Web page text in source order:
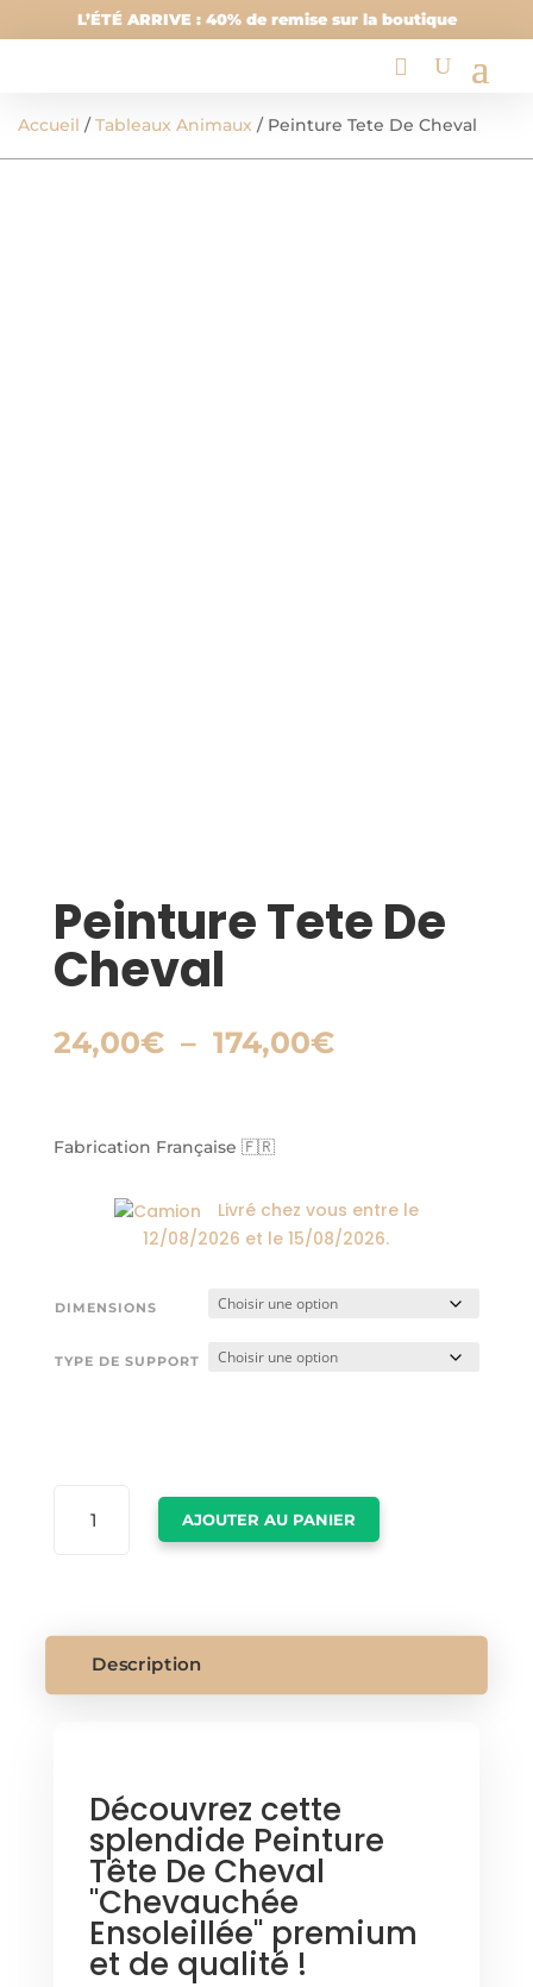
L’ÉTÉ ARRIVE : 40% de remise sur la boutique
Accueil /Tableaux Animaux / Peinture Tete De Cheval
Peinture Tete De
Cheval
24,00€ – 174,00€Plage
Fabrication Française 🇫🇷
Livré chez vous entre le
12/08/2026 et le15/08/2026.
DIMENSIONS
TYPE DE SUPPORT
CHEVAL
AJOUTER AU PANIER
Description
Découvrez cette
splendide Peinture
Tête De Cheval
"Chevauchée
Ensoleillée" premium
et de qualité !